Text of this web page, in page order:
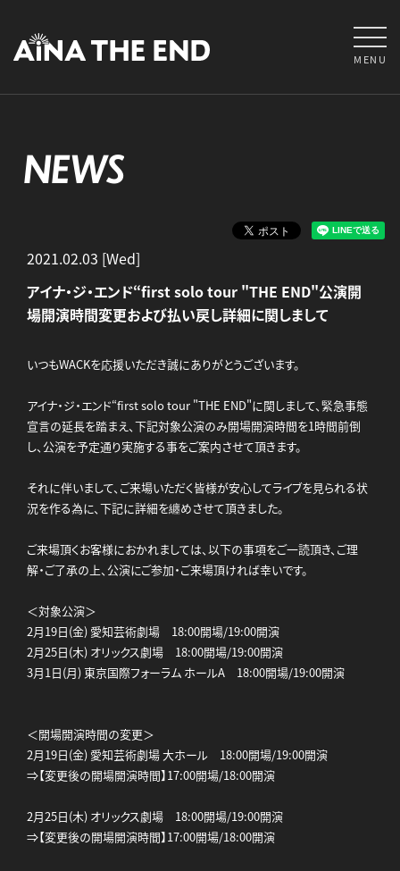
MENU
NEWS
2021.02.03 [Wed]
アイナ・ジ・エンド“first solo tour "THE END"公演開
場開演時間変更および払い戻し詳細に関しまして
いつもWACKを応援いただき誠にありがとうございます。
アイナ・ジ・エンド“first solo tour "THE END"に関しまして、緊急事態
宣言の延長を踏まえ、下記対象公演のみ開場開演時間を1時間前倒
し、公演を予定通り実施する事をご案内させて頂きます。
それに伴いまして、ご来場いただく皆様が安心してライブを見られる状
況を作る為に、下記に詳細を纏めさせて頂きました。
ご来場頂くお客様におかれましては、以下の事項をご一読頂き、ご理
解・ご了承の上、公演にご参加・ご来場頂ければ幸いです。
＜対象公演＞
2月19日(金) 愛知芸術劇場 18:00開場/19:00開演
2月25日(木) オリックス劇場 18:00開場/19:00開演
3月1日(月) 東京国際フォーラム ホールA 18:00開場/19:00開演
＜開場開演時間の変更＞
2月19日(金) 愛知芸術劇場 大ホール 18:00開場/19:00開演
⇒【変更後の開場開演時間】17:00開場/18:00開演
2月25日(木) オリックス劇場 18:00開場/19:00開演
⇒【変更後の開場開演時間】17:00開場/18:00開演